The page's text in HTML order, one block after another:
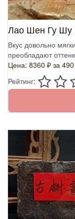
Лао Шен Гу Шу
Вкус довольно
преобладают
Цена: 8360 ₽ за 490
Рейтинг: